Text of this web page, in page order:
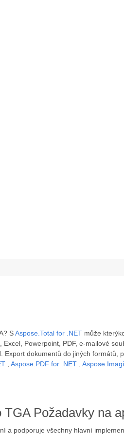
SAspose.Total for .NET může
Powerpoint, PDF, e-mailové
Export dokumentů do jiných formátů,
Aspose.PDF for .NET
Požadavky na
a podporuje všechny hlavní